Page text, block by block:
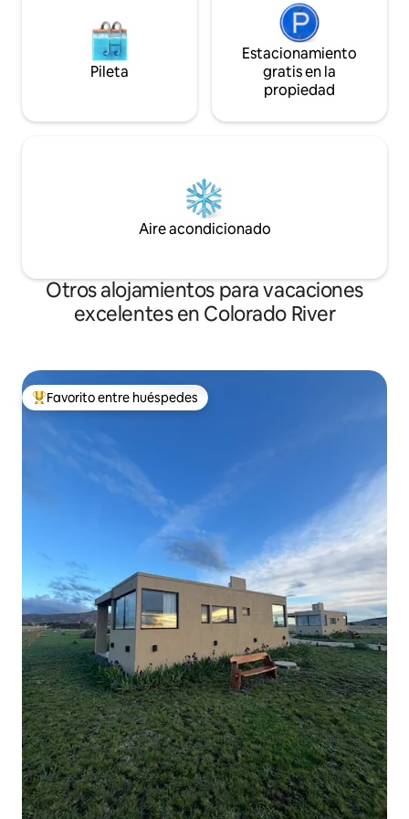
Pileta
Estacionamiento
gratis en la
propiedad
Aire acondicionado
Otros alojamientos para vacaciones
excelentes en Colorado River
Favorito entre los huéspedes más destacados
Favorito entre huéspedes